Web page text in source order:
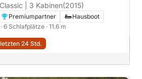
| 3 Kabinen(2015)
Premiumpartner
Hausboot
· 6 Schlafplätze · 11.6 m
24 Std.